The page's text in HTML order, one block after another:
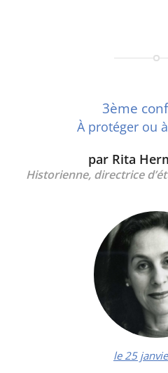
3ème
À protéger ou
par Rita
Historienne, directrice
le 25